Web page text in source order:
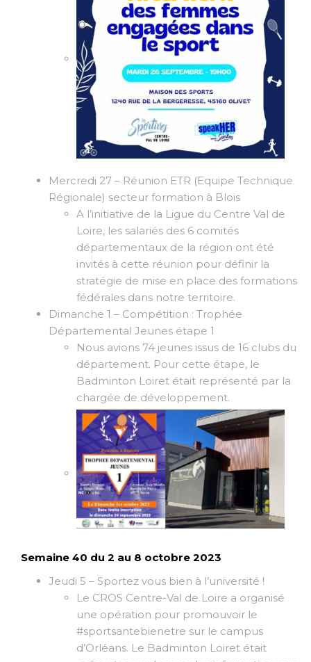
Mercredi 27 – Réunion ETR (Equipe Technique
Régionale) secteur formation à Blois
A l’initiative de la Ligue du Centre Val de
Loire, les salariés des 6 comités
départementaux de la région ont été
invités à cette réunion pour définir la
stratégie de mise en place des formations
fédérales dans notre territoire.
Dimanche 1 – Compétition : Trophée
Départemental Jeunes étape 1
Nous avions 74 jeunes issus de 16 clubs du
département. Pour cette étape, le
Badminton Loiret était représenté par la
chargée de développement.
Semaine 40 du 2 au 8 octobre 2023
Jeudi 5 – Sportez vous bien à l’université !
Le CROS Centre-Val de Loire a organisé
une opération pour promouvoir le
#sportsantebienetre sur le campus
d’Orléans. Le Badminton Loiret était